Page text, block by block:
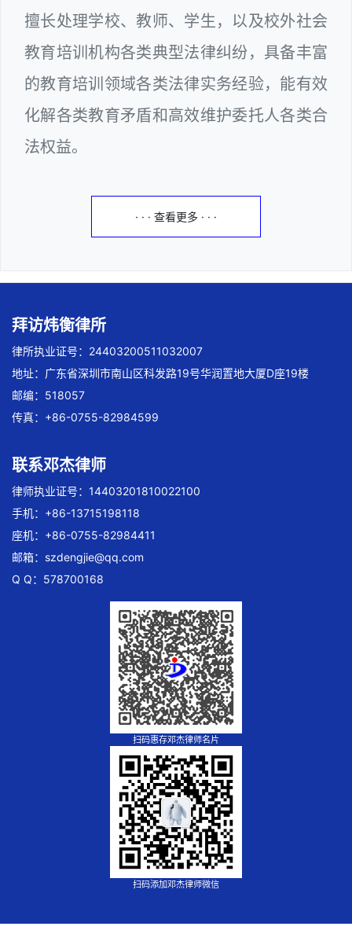
擅长处理学校、教师、学生，以及校外社会
教育培训机构各类典型法律纠纷，具备丰富
的教育培训领域各类法律实务经验，能有效
化解各类教育矛盾和高效维护委托人各类合
法权益。
· · · 查看更多 · · ·
拜访炜衡律所
律所执业证号：24403200511032007
地址：广东省深圳市南山区科发路19号华润置地大厦D座19楼
邮编：518057
传真：+86-0755-82984599
联系邓杰律师
律师执业证号：14403201810022100
手机：+86-13715198118
座机：+86-0755-82984411
邮箱： szdengjie@qq.com
Q Q：578700168
扫码惠存邓杰律师名片
扫码添加邓杰律师微信